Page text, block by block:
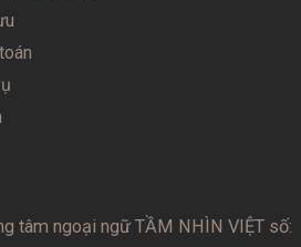
tâm ngoại ngữ TẦM NHÌN VIỆT số: